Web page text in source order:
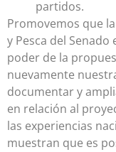
partidos.
Promovemos que
y Pesca del
poder de la
nuevamente
documentar y
en relación al
las experiencias
muestran que es